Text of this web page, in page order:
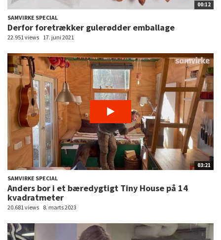
00:12
SAMVIRKE SPECIAL
Derfor foretrækker gulerødder emballage
22.951 views 17. juni 2021
03:21
SAMVIRKE SPECIAL
Anders bor i et bæredygtigt Tiny House på 14
kvadratmeter
20.681 views 8. marts 2023